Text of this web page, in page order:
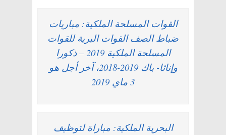
القوات المسلحة الملكية: مباريات
ضباط الصف القوات البرية للقوات
المسلحة الملكية 2019 – ذكورا
وإناثا- باك 2019-2018، آخر أجل هو
3 ماي 2019
البحرية الملكية: مباراة لتوظيف